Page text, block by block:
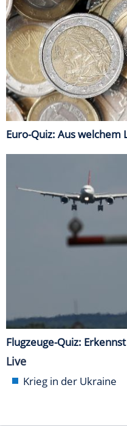
Euro-Quiz: Aus welchem
Flugzeuge-Quiz:
Live
Krieg in der Ukraine